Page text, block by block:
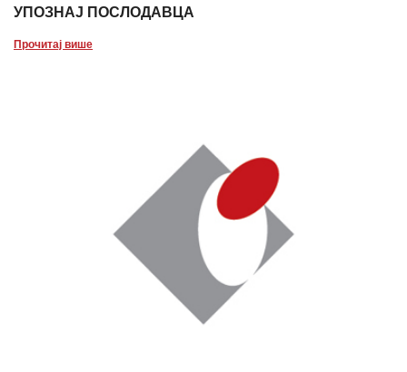
УПОЗНАЈ ПОСЛОДАВЦА
Прочитај више